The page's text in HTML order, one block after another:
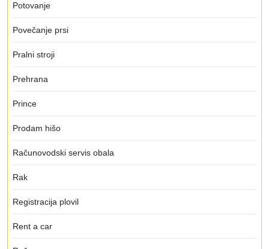
Potovanje
Povečanje prsi
Pralni stroji
Prehrana
Prince
Prodam hišo
Računovodski servis obala
Rak
Registracija plovil
Rent a car